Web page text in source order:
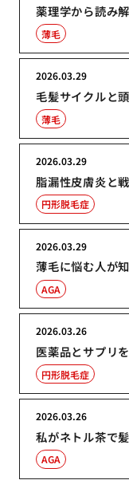
薬理学から読み
薄毛
毛髪サイクルと
2026.03.29
薄毛
脂漏性皮膚炎と
2026.03.29
円形脱毛症
薄毛に悩む人が
2026.03.29
AGA
医薬品とサプリ
2026.03.26
円形脱毛症
私がネトル茶で
2026.03.26
AGA